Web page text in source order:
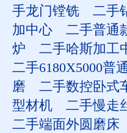
手龙门镗铣
二手
加中心
二手普通
炉
二手哈斯加工
二手6180X5000普
磨
二手数控卧式
型材机
二手慢走
二手端面外圆磨床